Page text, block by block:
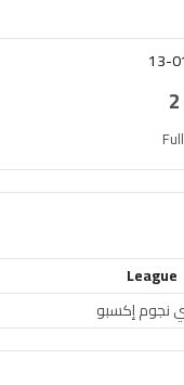
13-
2
League
نجوم إكسبو